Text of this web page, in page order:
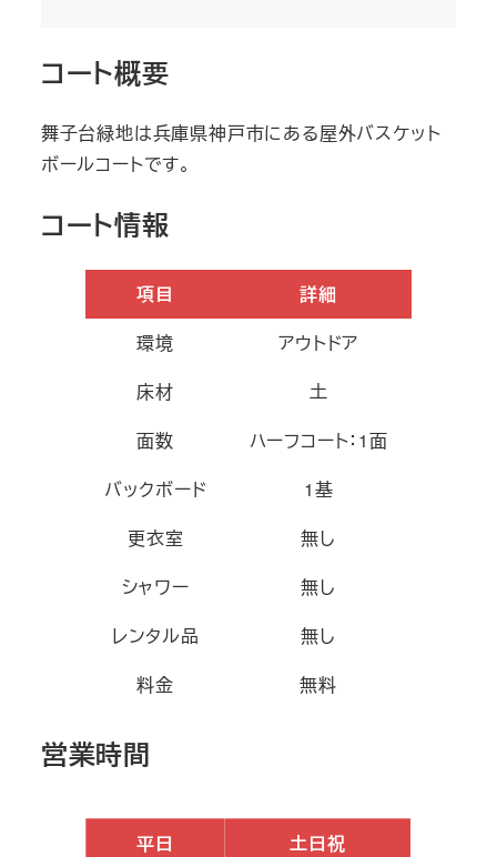
コート概要
舞子台緑地は兵庫県神戸市にある屋外バスケット
ボールコートです。
コート情報
項目
詳細
環境
アウトドア
床材
土
面数
ハーフコート：1面
バックボード
1基
更衣室
無し
シャワー
無し
レンタル品
無し
料金
無料
営業時間
平日 土日祝